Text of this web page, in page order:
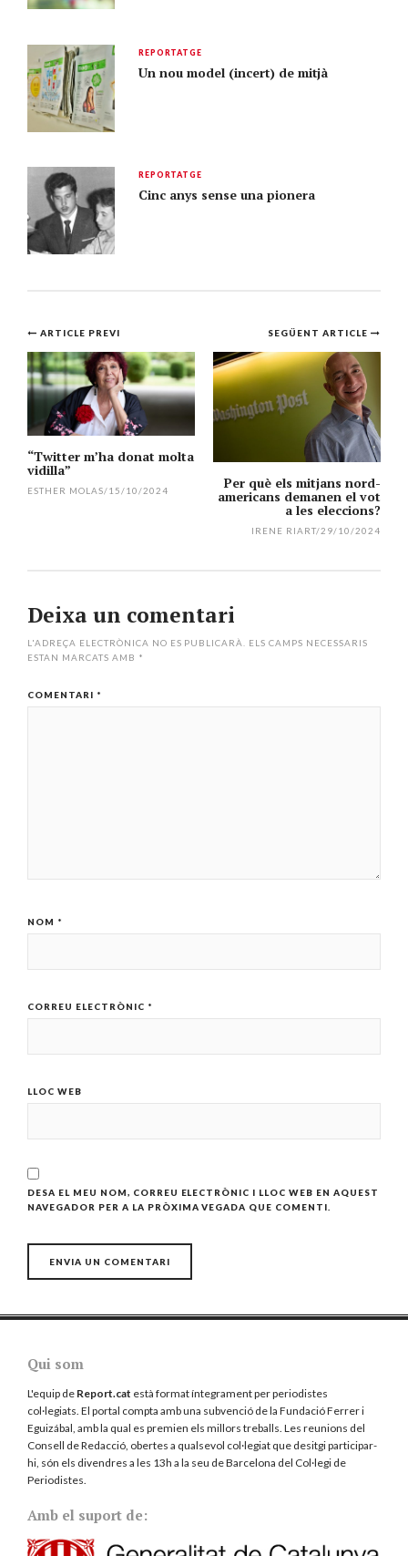
REPORTATGE
Un nou model (incert) de mitjà
REPORTATGE
Cinc anys sense una pionera
Navegació
per
l'article
SEGÜENT ARTICLE
Per què els mitjans nord-
americans demanen el vot
a les eleccions?
IRENE RIART/29/10/2024
ARTICLE PREVI
“Twitter m’ha donat molta
vidilla”
ESTHER MOLAS/15/10/2024
Deixa un comentari
L'ADREÇA ELECTRÒNICA NO ES PUBLICARÀ.
ELS CAMPS NECESSARIS
ESTAN MARCATS AMB *
COMENTARI *
NOM *
CORREU ELECTRÒNIC *
LLOC WEB
DESA EL MEU NOM, CORREU ELECTRÒNIC I LLOC WEB EN AQUEST
NAVEGADOR PER A LA PRÒXIMA VEGADA QUE COMENTI.
Qui som
L'equip de Report.cat està format íntegrament per periodistes
col·legiats. El portal compta amb una subvenció de la Fundació Ferrer i
Eguizábal, amb la qual es premien els millors treballs. Les reunions del
Consell de Redacció, obertes a qualsevol col·legiat que desitgi participar-
hi, són els divendres a les 13h a la seu de Barcelona del Col·legi de
Periodistes.
Amb el suport de: